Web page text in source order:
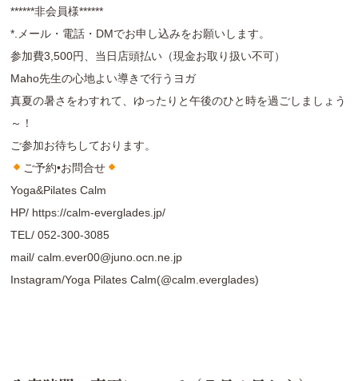
******非会員様******
*.メール・電話・DMでお申し込みをお願いします。
参加費3,500円、当日店頭払い（現金お取り扱い不可）
Maho先生の心地よい導きで行うヨガ
真夏の暑さをわすれて、ゆったりと午後のひと時を過ごしましょう
～！
ご参加お待ちしております。
ご予約•お問合せ
Yoga&Pilates Calm
HP/ https://calm-everglades.jp/
TEL/052-300-3085
mail/calm.ever00@juno.ocn.ne.jp
Instagram/Yoga Pilates Calm(@calm.everglades)